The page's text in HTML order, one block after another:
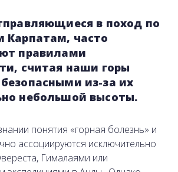
в поход по
Карпатам, часто
правилами
считая наши горы
из-за их
небольшой высоты.
понятия «горная болезнь» и
ассоциируются исключительно
Гималаями или